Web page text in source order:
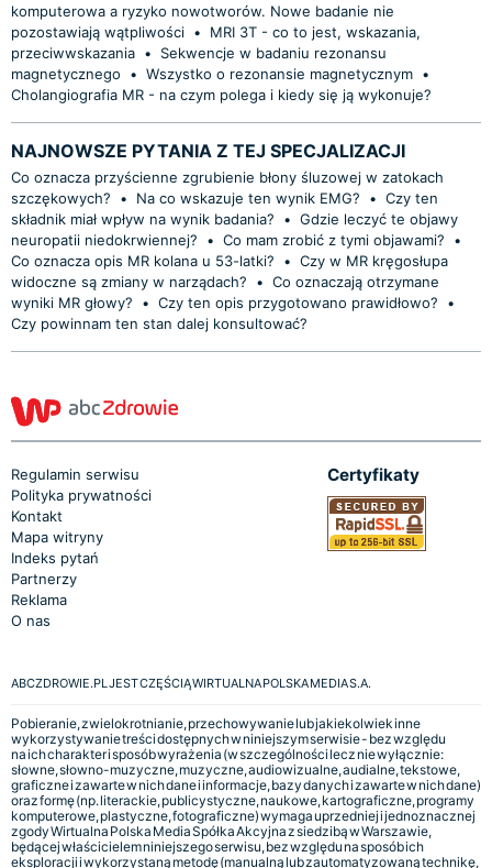
komputerowa a ryzyko nowotworów. Nowe badanie nie
pozostawiają wątpliwości •
MRI 3T - co to jest, wskazania,
przeciwwskazania •
Sekwencje w badaniu rezonansu
magnetycznego
• Wszystko o rezonansie magnetycznym •
Cholangiografia MR - na czym polega i kiedy się ją wykonuje?
NAJNOWSZE PYTANIA Z TEJ SPECJALIZACJI
Co oznacza przyścienne zgrubienie błony śluzowej w zatokach
szczękowych?
• Na co wskazuje ten wynik EMG? • Czy ten
składnik miał wpływ na wynik badania?
• Gdzie leczyć te objawy
neuropatii niedokrwiennej?
• Co mam zrobić z tymi objawami?
•
Co oznacza opis MR kolana u 53-latki?
• Czy w MR kręgosłupa
widoczne są zmiany w narządach?
• Co oznaczają otrzymane
wyniki MR głowy?
• Czy ten opis przygotowano prawidłowo?
•
Czy powinnam ten stan dalej konsultować?
Regulamin serwisu
Polityka prywatności
Kontakt
Mapa witryny
Indeks pytań
Partnerzy
Reklama
O nas
Certyfikaty
ABCZDROWIE.PL JEST CZĘŚCIĄ WIRTUALNA POLSKA MEDIA S.A.
Pobieranie, zwielokrotnianie, przechowywanie lub jakiekolwiek inne
wykorzystywanie treści dostępnych w niniejszym serwisie - bez względu
na ich charakter i sposób wyrażenia (w szczególności lecz nie wyłącznie:
słowne, słowno-muzyczne, muzyczne, audiowizualne, audialne, tekstowe,
graficzne i zawarte w nich dane i informacje, bazy danych i zawarte w nich dane)
oraz formę (np. literackie, publicystyczne, naukowe, kartograficzne, programy
komputerowe, plastyczne, fotograficzne) wymaga uprzedniej i jednoznacznej
zgody Wirtualna Polska Media Spółka Akcyjna z siedzibą w Warszawie,
będącej właścicielem niniejszego serwisu, bez względu na sposób ich
eksploracji i wykorzystaną metodę (manualną lub zautomatyzowaną technikę,